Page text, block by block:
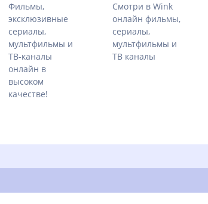
Фильмы,
эксклюзивные
сериалы,
мультфильмы и
ТВ-каналы
онлайн в
высоком
качестве!
Смотри в Wink
онлайн фильмы,
сериалы,
мультфильмы и
ТВ каналы